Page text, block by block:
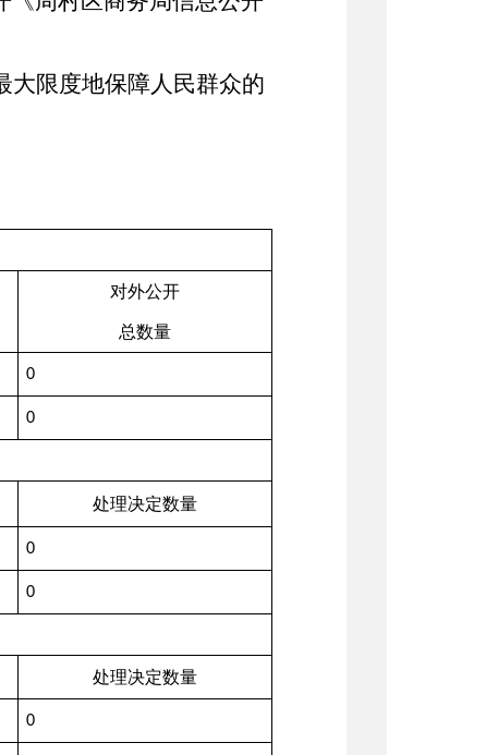
大限度地保障人民群众的
对外公开
总数量
0
0
处理决定数量
0
0
处理决定数量
0